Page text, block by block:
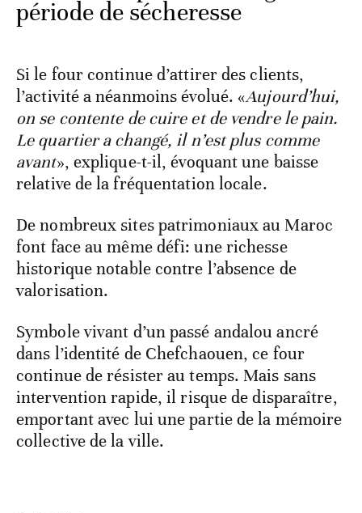
période de sécheresse
Si le four continue d’attirer des clients,
l’activité a néanmoins évolué. «Aujourd’hui,
on se contente de cuire et de vendre le pain.
Le quartier a changé, il n’est plus comme
avant», explique-t-il, évoquant une baisse
relative de la fréquentation locale.
De nombreux sites patrimoniaux au Maroc
font face au même défi: une richesse
historique notable contre l’absence de
valorisation.
Symbole vivant d’un passé andalou ancré
dans l’identité de Chefchaouen, ce four
continue de résister au temps. Mais sans
intervention rapide, il risque de disparaître,
emportant avec lui une partie de la mémoire
collective de la ville.